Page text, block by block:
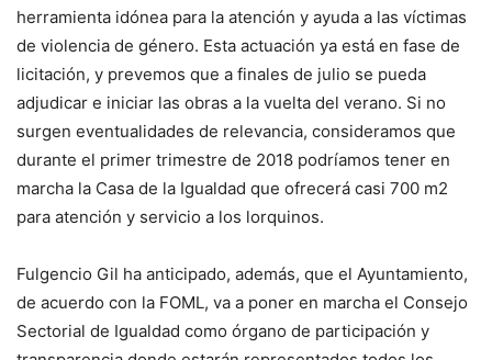
herramienta idónea para la atención y ayuda a las víctimas
de violencia de género. Esta actuación ya está en fase de
licitación, y prevemos que a finales de julio se pueda
adjudicar e iniciar las obras a la vuelta del verano. Si no
surgen eventualidades de relevancia, consideramos que
durante el primer trimestre de 2018 podríamos tener en
marcha la Casa de la Igualdad que ofrecerá casi 700 m2
para atención y servicio a los lorquinos.
Fulgencio Gil ha anticipado, además, que el Ayuntamiento,
de acuerdo con la FOML, va a poner en marcha el Consejo
Sectorial de Igualdad como órgano de participación y